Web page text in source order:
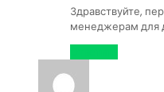
Здравствуйте,
менеджерам для